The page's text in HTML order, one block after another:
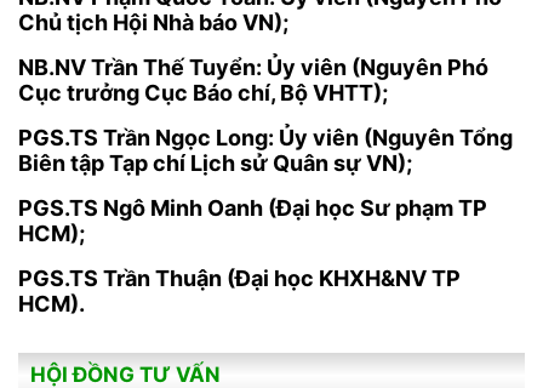
Chủ tịch Hội Nhà báo VN);
NB.NV Trần Thế Tuyển: Ủy viên (Nguyên Phó
Cục trưởng Cục Báo chí, Bộ VHTT);
PGS.TS Trần Ngọc Long: Ủy viên (Nguyên Tổng
Biên tập Tạp chí Lịch sử Quân sự VN);
PGS.TS Ngô Minh Oanh (Đại học Sư phạm TP
HCM);
PGS.TS Trần Thuận (Đại học KHXH&NV TP
HCM).
HỘI ĐỒNG TƯ VẤN